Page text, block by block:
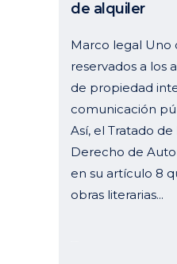
de alquiler
Marco legal Uno
reservados a los
de propiedad
comunicación
Así, el Tratado
Derecho de
en su artículo 8
obras literarias...